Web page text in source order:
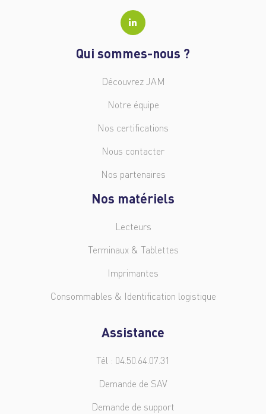
Qui sommes-nous ?
Découvrez JAM
Notre équipe
Nos certifications
Nous contacter
Nos partenaires
Nos matériels
Lecteurs
Terminaux & Tablettes
Imprimantes
Consommables & Identification logistique
Assistance
Tél : 04.50.64.07.31
Demande de SAV
Demande de support